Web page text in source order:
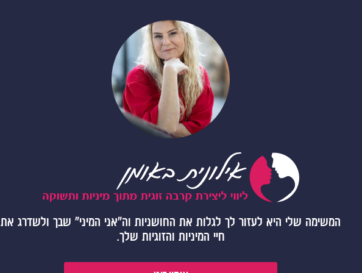
המשימה שלי היא לעזור לך לגלות את החושניות וה"אני המיני" שבך ולשדרג את
חיי המיניות והזוגיות שלך.